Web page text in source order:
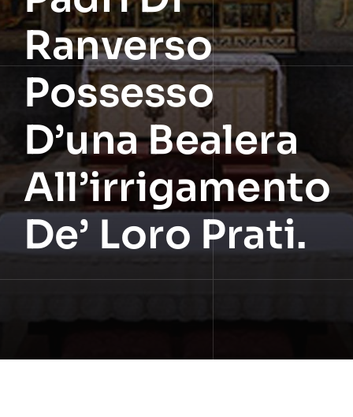
Ranverso
Possesso
D’una Bealera
All’irrigamento
De’ Loro Prati.